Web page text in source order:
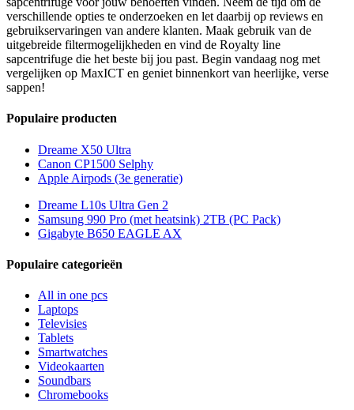
verschillende opties te onderzoeken en let daarbij op reviews en
gebruikservaringen van andere klanten. Maak gebruik van de
uitgebreide filtermogelijkheden en vind de Royalty line
sapcentrifuge die het beste bij jou past. Begin vandaag nog met
vergelijken op MaxICT en geniet binnenkort van heerlijke, verse
sappen!
Populaire producten
Dreame X50 Ultra
Canon CP1500 Selphy
Apple Airpods (3e generatie)
Dreame L10s Ultra Gen 2
Samsung 990 Pro (met heatsink) 2TB (PC Pack)
Gigabyte B650 EAGLE AX
Populaire categorieën
All in one pcs
Laptops
Televisies
Tablets
Smartwatches
Videokaarten
Soundbars
Chromebooks